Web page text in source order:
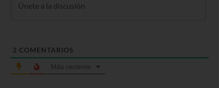
2 COMENTARIOS
Más reciente